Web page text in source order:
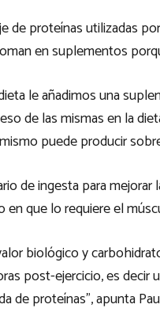
de proteínas utilizadas
en suplementos
le añadimos una
de las mismas en la
puede producir
de ingesta para
que lo requiere el
biológico y
post-ejercicio, es decir
de proteínas”, apunta